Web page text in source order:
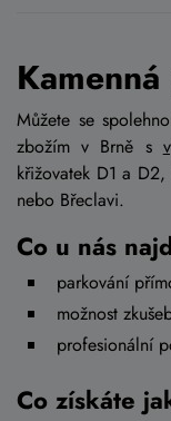
Můžete se
zbožím v Brně s
křižovatek D1 a
nebo Břeclavi.
Co u nás
parkování
možnost
profesionální
Co získáte